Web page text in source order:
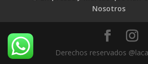
Nosotros
Derechos reservados